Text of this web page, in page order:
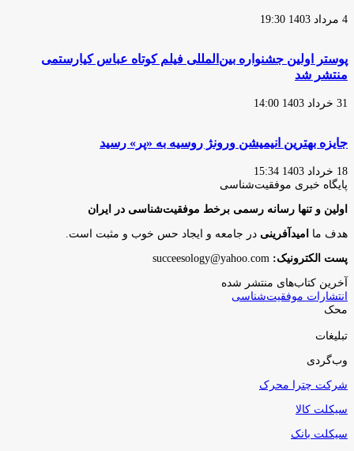
4 مرداد 1403 19:30
پوستر اولین جشنواره بین‌المللی فیلم کوتاه عباس کیارستمی
منتشر شد
31 خرداد 1403 14:00
جایزه بهترین انیمیشن ورونژ روسیه به «پر» رسید
18 خرداد 1403 15:34
پایگاه‌ خبری موفقیت‌شناسی
اولین و تنها رسانه رسمی برخط موفقیت‌شناسی در ایران
هدف ما امیدآفرینی در جامعه و ایجاد حس خوب و مثبت است.
پست الکترونیک:
آخرین کتاب‌های منتشر شده
انتشارات موفقیت‌شناسی
محک
تبلیغات
وب‌گردی
شرکت چترا محرک
سیکلت کالا
سیکلت بانک